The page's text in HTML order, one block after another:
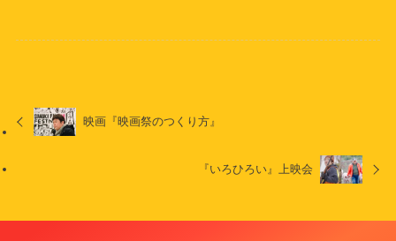
映画『映画祭のつくり方』
『いろひろい』上映会